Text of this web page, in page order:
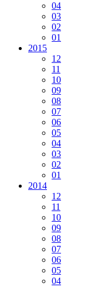
04
03
02
01
2015
12
11
10
09
08
07
06
05
04
03
02
01
2014
12
11
10
09
08
07
06
05
04